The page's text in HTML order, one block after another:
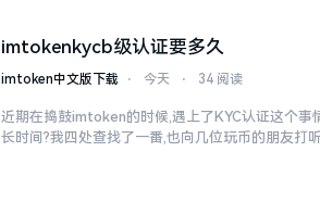
imtokenkycb级认证要多久
imtoken中文版下载 ⋅ 今天 ⋅ 34 阅读
近期在捣鼓imtoken的时候,遇上了KYC认证这个事
长时间?我四处查找了一番,也向几位玩币的朋友打